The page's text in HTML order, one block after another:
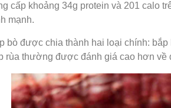
cấp khoảng 34g protein và 201 calo
mạnh.
bò được chia thành hai loại chính:
rùa thường được đánh giá cao hơn về